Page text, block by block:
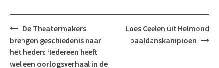
Post
navigation
De Theatermakers
brengen geschiedenis naar
het heden: ‘Iedereen heeft
wel een oorlogsverhaal in de
Loes Ceelen uit Helmond
paaldanskampioen